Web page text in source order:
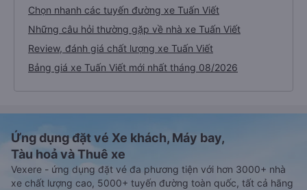
Chọn nhanh các tuyến đường xe Tuấn Viết
Những câu hỏi thường gặp về nhà xe Tuấn Viết
Review, đánh giá chất lượng xe Tuấn Viết
Bảng giá xe Tuấn Viết mới nhất tháng 08/2026
Ứng dụng đặt vé Xe khách, Máy bay,
Tàu hoả và Thuê xe
Vexere - ứng dụng đặt vé đa phương tiện với hơn 3000+ nhà
xe chất lượng cao, 5000+ tuyến đường toàn quốc, tất cả hãng